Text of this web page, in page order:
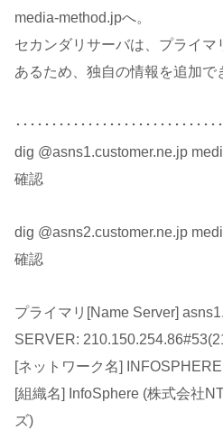
media-method.jpへ。
セカンダリサーバは、プライ
あるため、独自の情報を追加で
････････････････････････････
dig @asns1.customer.ne.jp
確認
dig @asns2.customer.ne.jp
確認
プライマリ[Name Server]
SERVER:
[ネットワーク名] INFOSPHERE
[組織名] InfoSphere (株式会社
ズ)